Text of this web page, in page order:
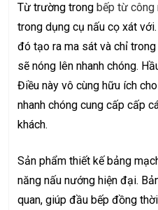
Từ trường trong bếp từ công
trong dụng cụ nấu cọ xát
đó tạo ra ma sát và chỉ
sẽ nóng lên nhanh chóng.
Điều này vô cùng hữu ích
nhanh chóng cung cấp cấp
khách.
Sản phẩm thiết kế bảng
năng nấu nướng hiện đại.
quan, giúp đầu bếp đồng